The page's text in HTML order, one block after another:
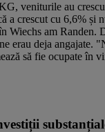
veniturile au
a crescut cu 6,6%
am Randen.
erau deja angajate.
să fie ocupate